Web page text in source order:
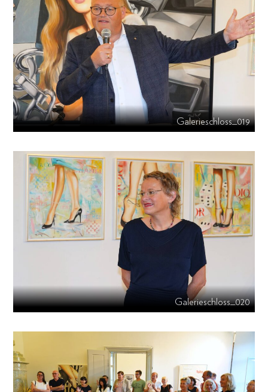
Galerieschloss_019
Galerieschloss_020